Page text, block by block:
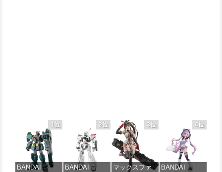
1位
BANDAI
2位
BANDAI
3位
マックスファ
4位
BANDAI